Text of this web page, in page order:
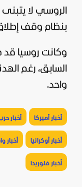
الروسي لا
بنظام وقف إطلاق
وكانت روسيا قد
السابق، رغم
واحد.
أخبار أميركا أخبار
أخبار أوكرانيا أخبار
أخبار فلوريدا